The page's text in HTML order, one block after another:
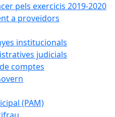
pels exercicis 2019-2020
a proveïdors
institucionals
judicials
comptes
(PAM)